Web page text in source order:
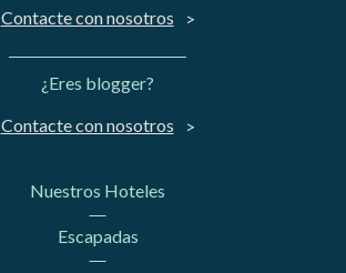
Contacte con nosotros
¿Eres blogger?
Contacte con nosotros
Nuestros Hoteles
Escapadas